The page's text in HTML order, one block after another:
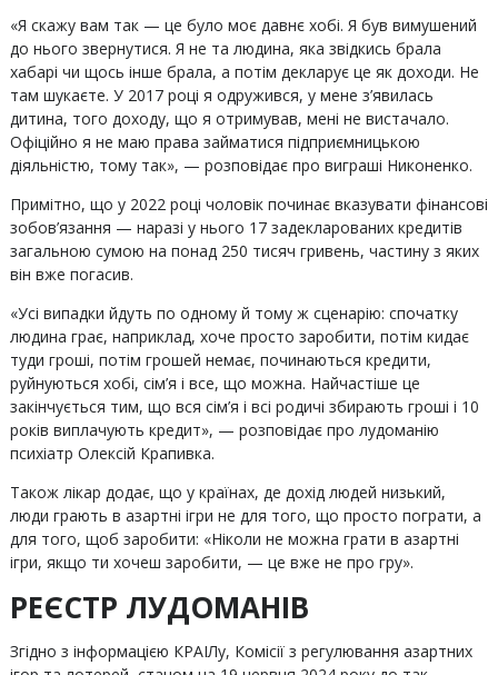
«Я скажу вам так — це було моє давнє хобі. Я був вимушений
до нього звернутися. Я не та людина, яка звідкись брала
хабарі чи щось інше брала, а потім декларує це як доходи. Не
там шукаєте. У 2017 році я одружився, у мене з’явилась
дитина, того доходу, що я отримував, мені не вистачало.
Офіційно я не маю права займатися підприємницькою
діяльністю, тому так», — розповідає про виграші Никоненко.
Примітно, що у 2022 році чоловік починає вказувати фінансові
зобов’язання — наразі у нього 17 задекларованих кредитів
загальною сумою на понад 250 тисяч гривень, частину з яких
він вже погасив.
«Усі випадки йдуть по одному й тому ж сценарію: спочатку
людина грає, наприклад, хоче просто заробити, потім кидає
туди гроші, потім грошей немає, починаються кредити,
руйнуються хобі, сім’я і все, що можна. Найчастіше це
закінчується тим, що вся сім’я і всі родичі збирають гроші і 10
років виплачують кредит», — розповідає про лудоманію
психіатр Олексій Крапивка.
Також лікар додає, що у країнах, де дохід людей низький,
люди грають в азартні ігри не для того, що просто пограти, а
для того, щоб заробити: «Ніколи не можна грати в азартні
ігри, якщо ти хочеш заробити, — це вже не про гру».
РЕЄСТР ЛУДОМАНІВ
Згідно з інформацією КРАІЛу, Комісії з регулювання азартних